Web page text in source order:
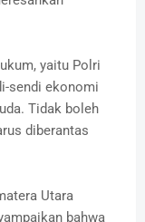
yaitu Polri
sendi ekonomi
Tidak boleh
diberantas
Utara
bahwa